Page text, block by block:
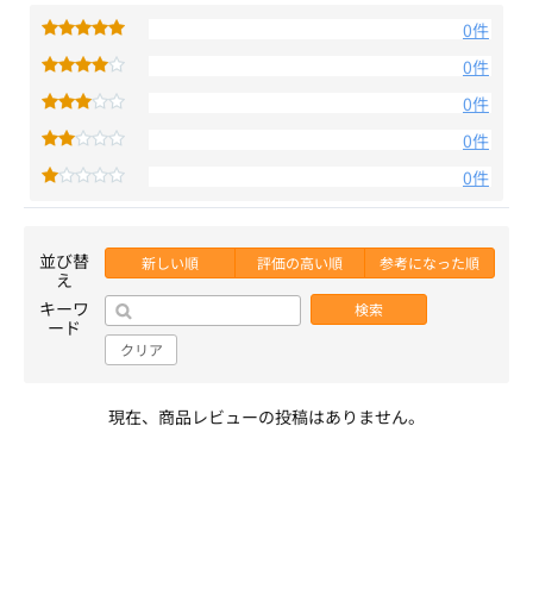
0件
0件
0件
0件
0件
並び替
え
新しい順 評価の高い順 参考になった順
キーワ
ード
検索
クリア
現在、商品レビューの投稿はありません。